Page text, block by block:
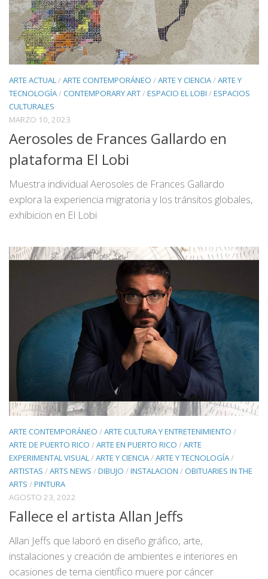
ARTE ACTUAL/ARTE CONTEMPORÁNEO /ARTE Y CIENCIA/ARTE Y
TECNOLOGÍA/CONTEMPORARY ART/ESPACIO EL LOBI /ESPACIOS
CULTURALES
MARZO 10, 2023
Aerosoles de Frances Gallardo en
plataforma El Lobi
Muestra individual Aerosoles de Frances Gallardo
explora la experiencia migratoria y los tránsitos globales,
exhibicion en El Lobi
ARTE CONTEMPORÁNEO /ARTE CULTURA Y ENTRETENIMIENTO /
ARTE DE PUERTO RICO /ARTE EN PUERTO RICO /ARTE
EXPERIMENTAL VISUAL/ARTE Y CIENCIA/ARTE Y TECNOLOGÍA/
ARTISTAS /ARTS NEWS /DIBUJO /INSTALACION / OBITUARIES IN THE
ARTS /PINTURA
AGOSTO 23, 2022
Fallece el artista Allan Jeffs
Allan Jeffs que laboró en diseño gráfico, arte,
instalaciones y creación de ambientes e interiores en
ocasiones de tema científico muere por cáncer